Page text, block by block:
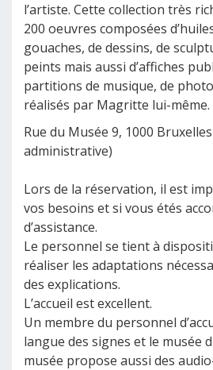
l’artiste. Cette collection très
200 oeuvres composées
gouaches, de dessins, de
peints mais aussi d’affiches
partitions de musique, de
réalisés par Magritte lui-même.
Rue du Musée 9, 1000
administrative)
Lors de la réservation, il est
vos besoins et si vous étés
d’assistance.
Le personnel se tient à
réaliser les adaptations
des explications.
L’accueil est excellent.
Un membre du personnel
langue des signes et le musée
musée propose aussi des